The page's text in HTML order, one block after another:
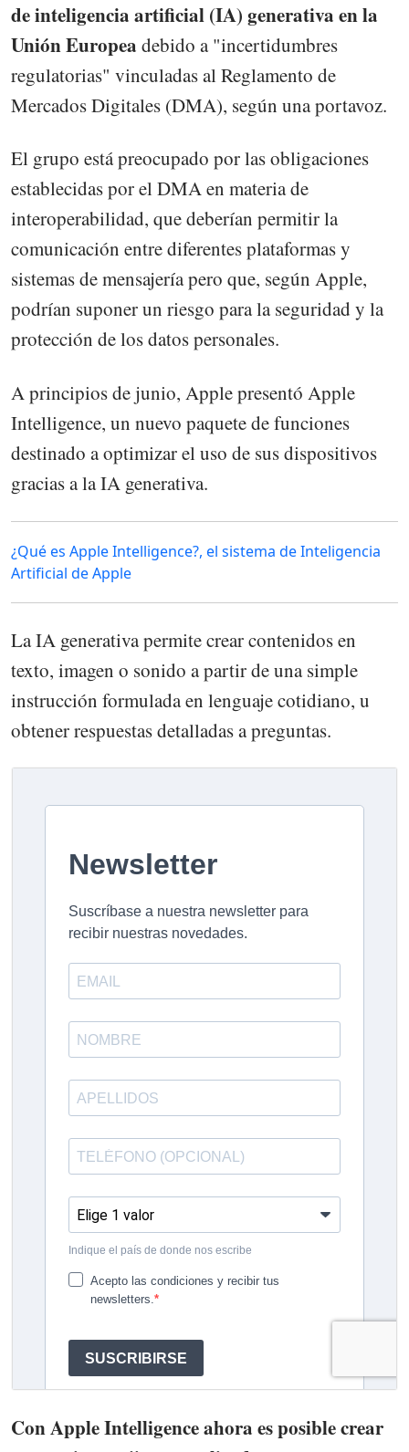
de inteligencia artificial (IA) generativa en la
Unión Europea debido a "incertidumbres
regulatorias" vinculadas al Reglamento de
Mercados Digitales (DMA), según una portavoz.
El grupo está preocupado por las obligaciones
establecidas por el DMA en materia de
interoperabilidad, que deberían permitir la
comunicación entre diferentes plataformas y
sistemas de mensajería pero que, según Apple,
podrían suponer un riesgo para la seguridad y la
protección de los datos personales.
A principios de junio, Apple presentó Apple
Intelligence, un nuevo paquete de funciones
destinado a optimizar el uso de sus dispositivos
gracias a la IA generativa.
¿Qué es Apple Intelligence?, el sistema de Inteligencia
Artificial de Apple
La IA generativa permite crear contenidos en
texto, imagen o sonido a partir de una simple
instrucción formulada en lenguaje cotidiano, u
obtener respuestas detalladas a preguntas.
Con Apple Intelligence ahora es posible crear